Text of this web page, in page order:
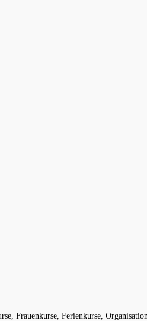
Frauenkurse, Ferienkurse,